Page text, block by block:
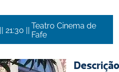
21:30
Teatro Cinema de
Fafe
Descrição